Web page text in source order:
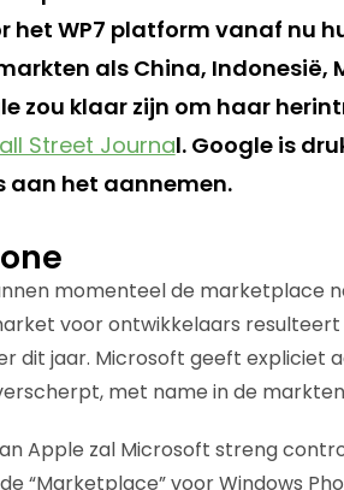
het WP7 platform vanaf nu
als China, Indonesië,
zou klaar zijn om haar
Street Journal. Google is
het aannemen.
momenteel de marketplace
voor ontwikkelaars
dit jaar. Microsoft geeft expliciet
met name in de markten
Apple zal Microsoft streng
“Marketplace” voor Windows